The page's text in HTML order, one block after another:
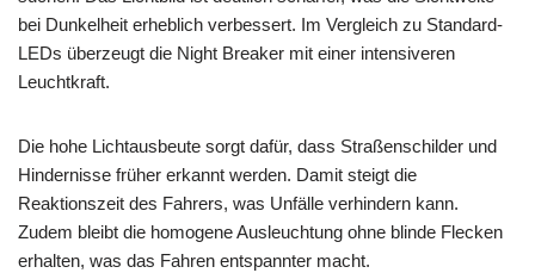
bei Dunkelheit erheblich verbessert. Im Vergleich zu Standard-
LEDs überzeugt die Night Breaker mit einer intensiveren
Leuchtkraft.
Die hohe Lichtausbeute sorgt dafür, dass Straßenschilder und
Hindernisse früher erkannt werden. Damit steigt die
Reaktionszeit des Fahrers, was Unfälle verhindern kann.
Zudem bleibt die homogene Ausleuchtung ohne blinde Flecken
erhalten, was das Fahren entspannter macht.